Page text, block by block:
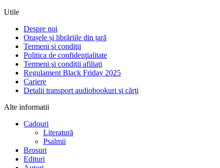
Utile
Despre noi
Orașele și librăriile din țară
Termeni şi condiţii
Politica de confidenţialitate
Termeni şi condiţii afiliaţi
Regulament Black Friday 2025
Cariere
Detalii transport audiobookuri şi cărţi
Alte informatii
Cadouri
Literatură
Psalmii
Brosuri
Edituri